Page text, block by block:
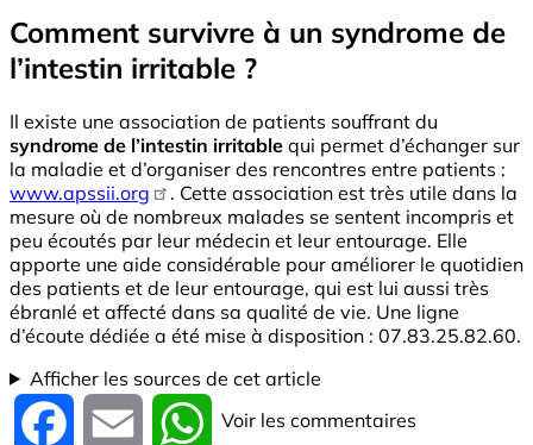
Comment survivre à un syndrome de
l’intestin irritable ?
Il existe une association de patients souffrant du
syndrome de l’intestin irritable qui permet d’échanger sur
la maladie et d’organiser des rencontres entre patients :
www.apssii.org
. Cette association est très utile dans la
mesure où de nombreux malades se sentent incompris et
peu écoutés par leur médecin et leur entourage. Elle
apporte une aide considérable pour améliorer le quotidien
des patients et de leur entourage, qui est lui aussi très
ébranlé et affecté dans sa qualité de vie. Une ligne
d’écoute dédiée a été mise à disposition : 07.83.25.82.60.
Afficher les sources de cet article
Facebook Email WhatsApp
Voir les commentaires